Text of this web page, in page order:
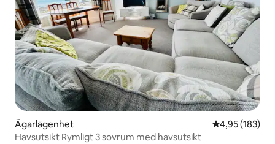
Ägarlägenhet 4,95 av 5 i
4,95 (183)
Havsutsikt Rymligt 3 sovrum med havsutsikt